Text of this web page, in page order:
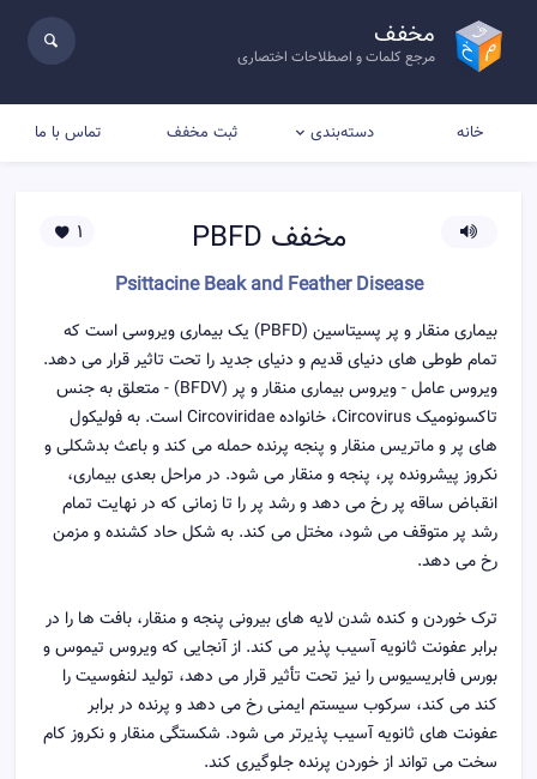
مخفف
مرجع کلمات و اصطلاحات اختصاری
خانه دسته‌بندی ثبت مخفف تماس با ما
مخفف PBFD
Psittacine Beak and Feather Disease
1
بیماری منقار و پر پسیتاسین (PBFD) یک بیماری ویروسی است که
تمام طوطی های دنیای قدیم و دنیای جدید را تحت تاثیر قرار می دهد.
ویروس عامل - ویروس بیماری منقار و پر (BFDV) - متعلق به جنس
تاکسونومیک Circovirus، خانواده Circoviridae است. به فولیکول
های پر و ماتریس منقار و پنجه پرنده حمله می کند و باعث بدشکلی و
نکروز پیشرونده پر، پنجه و منقار می شود. در مراحل بعدی بیماری،
انقباض ساقه پر رخ می دهد و رشد پر را تا زمانی که در نهایت تمام
رشد پر متوقف می شود، مختل می کند. به شکل حاد کشنده و مزمن
رخ می دهد.
ترک خوردن و کنده شدن لایه های بیرونی پنجه و منقار، بافت ها را در
برابر عفونت ثانویه آسیب پذیر می کند. از آنجایی که ویروس تیموس و
بورس فابریسیوس را نیز تحت تأثیر قرار می دهد، تولید لنفوسیت را
کند می کند، سرکوب سیستم ایمنی رخ می دهد و پرنده در برابر
عفونت های ثانویه آسیب پذیرتر می شود. شکستگی منقار و نکروز کام
سخت می تواند از خوردن پرنده جلوگیری کند.